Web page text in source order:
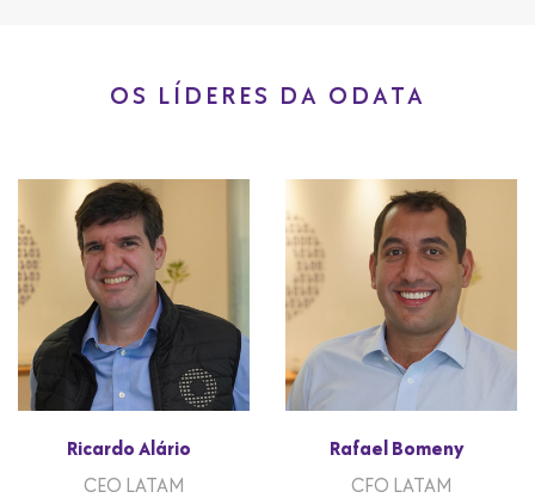
OS LÍDERES DA ODATA
Ricardo Alário
CEO LATAM
Rafael Bomeny
CFO LATAM